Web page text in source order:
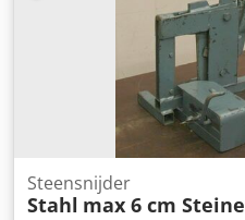
Steensnijder
Stahl max 6 cm Steine